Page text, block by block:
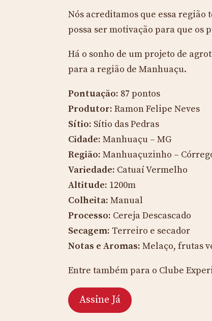
Nós acreditamos que essa
possa ser motivação para que os
Há o sonho de um projeto de
para a região de Manhuaçu.
Pontuação: 87 pontos
Produtor: Ramon Felipe Neves
Sítio: Sítio das Pedras
Cidade: Manhuaçu – MG
Região: Manhuaçuzinho –
Variedade: Catuaí Vermelho
Altitude: 1200m
Colheita: Manual
Processo: Cereja Descascado
Secagem: Terreiro e secador
Notas e Aromas: Melaço, frutas
Entre também para o Clube
Assine Já